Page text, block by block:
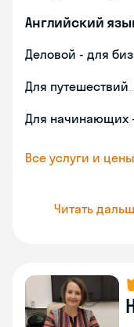
Английский
Деловой - для
Для путешествий
Для начинающих
Все услуги и
Читать